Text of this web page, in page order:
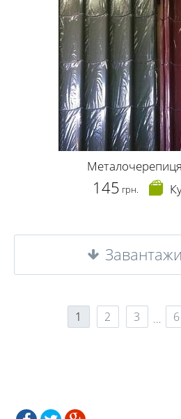
145 грн.
1 2 3 … 6